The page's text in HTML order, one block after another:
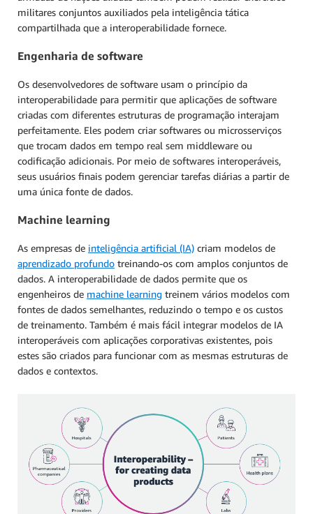
militares conjuntos auxiliados pela inteligência tática
compartilhada que a interoperabilidade fornece.
Engenharia de software
Os desenvolvedores de software usam o princípio da
interoperabilidade para permitir que aplicações de software
criadas com diferentes estruturas de programação interajam
perfeitamente. Eles podem criar softwares ou microsserviços
que trocam dados em tempo real sem middleware ou
codificação adicionais. Por meio de softwares interoperáveis,
seus usuários finais podem gerenciar tarefas diárias a partir de
uma única fonte de dados.
Machine learning
As empresas de inteligência artificial (IA) criam modelos de
aprendizado profundo treinando-os com amplos conjuntos de
dados. A interoperabilidade de dados permite que os
engenheiros de machine learning treinem vários modelos com
fontes de dados semelhantes, reduzindo o tempo e os custos
de treinamento. Também é mais fácil integrar modelos de IA
interoperáveis com aplicações corporativas existentes, pois
estes são criados para funcionar com as mesmas estruturas de
dados e contextos.